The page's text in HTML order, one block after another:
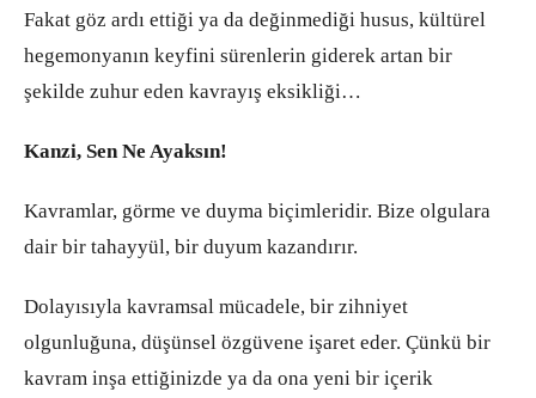
Fakat göz ardı ettiği ya da değinmediği husus, kültürel
hegemonyanın keyfini sürenlerin giderek artan bir
şekilde zuhur eden kavrayış eksikliği…
Kanzi, Sen Ne Ayaksın!
Kavramlar, görme ve duyma biçimleridir. Bize olgulara
dair bir tahayyül, bir duyum kazandırır.
Dolayısıyla kavramsal mücadele, bir zihniyet
olgunluğuna, düşünsel özgüvene işaret eder. Çünkü bir
kavram inşa ettiğinizde ya da ona yeni bir içerik